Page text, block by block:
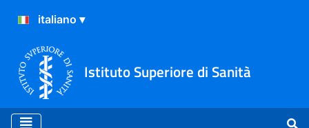
Istituto Superiore di Sanità